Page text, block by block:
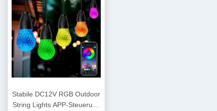
Stabile DC12V RGB Outdoor
String Lights APP-Steuerung